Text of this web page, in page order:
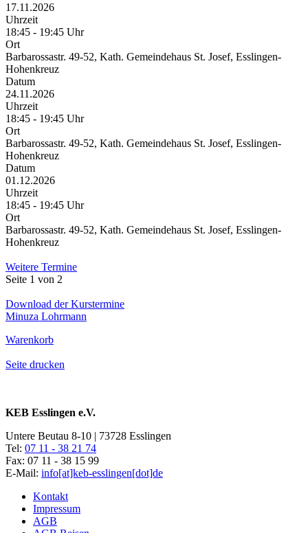
17.11.2026
Uhrzeit
18:45 - 19:45 Uhr
Ort
Barbarossastr. 49-52, Kath. Gemeindehaus St. Josef, Esslingen-
Hohenkreuz
Datum
24.11.2026
Uhrzeit
18:45 - 19:45 Uhr
Ort
Barbarossastr. 49-52, Kath. Gemeindehaus St. Josef, Esslingen-
Hohenkreuz
Datum
01.12.2026
Uhrzeit
18:45 - 19:45 Uhr
Ort
Barbarossastr. 49-52, Kath. Gemeindehaus St. Josef, Esslingen-
Hohenkreuz
Weitere Termine
Seite 1 von 2
Download der Kurstermine
Minuza Lohrmann
Warenkorb
Seite drucken
KEB Esslingen e.V.
Untere Beutau 8-10 | 73728 Esslingen
Tel: 07 11 - 38 21 74
Fax: 07 11 - 38 15 99
E-Mail: info[at]keb-esslingen[dot]de
Kontakt
Impressum
AGB